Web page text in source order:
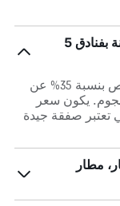
هل الأسعار في ياس بلازا مارينا قابلة للمقارنة بفنادق 5
متوسط سعر الليلة في ياس بلازا مارينا أرخص بنسبة 35% عن
في أبو ظبي لفنادق ذات تصنيف 5 نجوم. يكون سعر
عادة 843 ﷼، والتي تعتبر صفقة جيدة
مطار